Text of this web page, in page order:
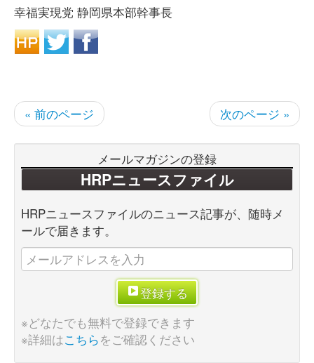
幸福実現党 静岡県本部幹事長
« 前のページ 次のページ »
メールマガジンの登録
HRPニュースファイル
HRPニュースファイルのニュース記事が、随時メ
ールで届きます。
登録する
※どなたでも無料で登録できます
※詳細はこちらをご確認ください